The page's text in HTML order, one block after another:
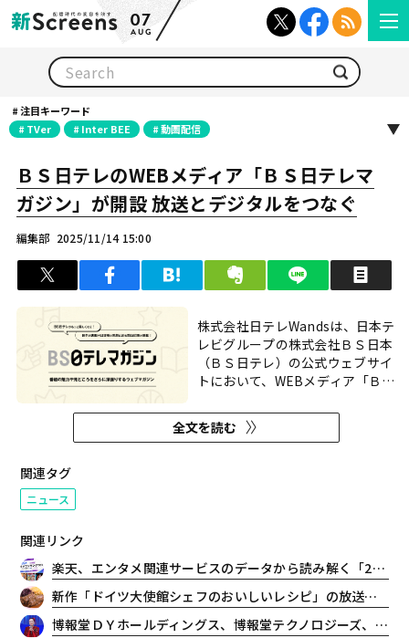
07
AUG
注目キーワード
TVer
Inter BEE 動画配信
ＢＳ日テレのWEBメディア「ＢＳ日テレマ
ガジン」が開設 放送とデジタルをつなぐ
編集部 2025/11/14 15:00
ツイート シェア はてブ クリップ LINEで送る
株式会社日テレWandsは、日本テ
レビグループの株式会社ＢＳ日本
（ＢＳ日テレ）の公式ウェブサイ
トにおいて、WEBメディア「ＢＳ
企画・制作・運営を開始した。
全文を読む
関連タグ
ニュース
関連リンク
楽天、エンタメ関連サービスのデータから読み解く「2026年上半期 エンタメランキングTOP5」を発表
新作「ドイツ大使館シェフのおいしいレシピ」の放送が決定！放送後にはTVerでの配信も
博報堂ＤＹホールディングス、博報堂テクノロジーズ、グローバルAI企業BRAHMA AIと共同で、最新AI技術を活用した「次世代バーチャルヒューマン」を開発